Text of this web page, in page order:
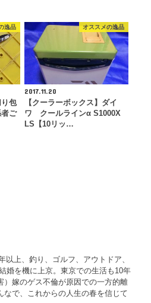
逸品
り包
ご
オススメの逸品
2017.11.20
【クーラーボックス】ダイ
ワ クールラインα S1000X
LS【10リッ…
上、釣り、ゴルフ、アウトドア、
婚を機に上京。東京での生活も10年
）嫁のゲス不倫が原因での一方的離
で、これからの人生の春を信じて